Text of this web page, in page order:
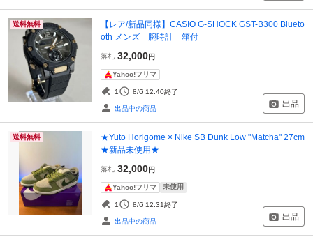
送料無料
【レア/新品同様】CASIO G-SHOCK GST-B300 Blueto
oth メンズ 腕時計 箱付
落札 32,000円
Yahoo!フリマ
1 8/6 12:40終了
出品中の商品 出品
送料無料
★Yuto Horigome × Nike SB Dunk Low "Matcha" 27cm
★新品未使用★
落札 32,000円
Yahoo!フリマ 未使用
1 8/6 12:31終了
出品中の商品 出品